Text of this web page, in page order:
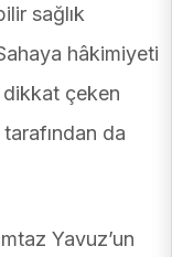
sağlık
hâkimiyeti
çeken
tarafından da
Yavuz’un